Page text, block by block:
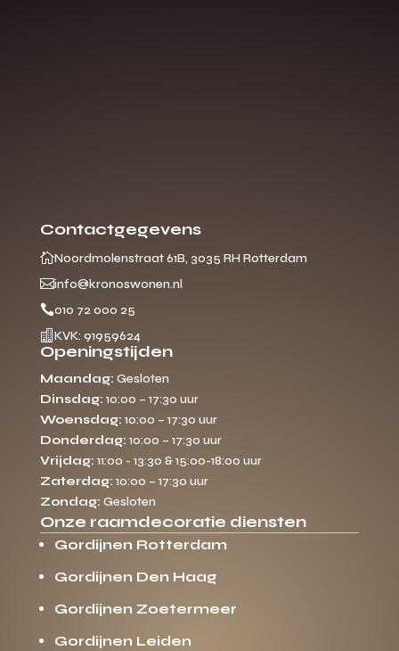
Contactgegevens
Noordmolenstraat 61B, 3035 RH Rotterdam
info@kronoswonen.nl
010 72 000 25
 KVK: 91959624
Openingstijden
Maandag: Gesloten
Dinsdag: 10:00 – 17:30 uur
Woensdag: 10:00 – 17:30 uur
Donderdag: 10:00 – 17:30 uur
Vrijdag: 11:00 - 13:30 & 15:00-18:00 uur
Zaterdag: 10:00 – 17:30 uur
Zondag: Gesloten
Onze raamdecoratie diensten
Gordijnen Rotterdam
Gordijnen Den Haag
Gordijnen Zoetermeer
Gordijnen Leiden